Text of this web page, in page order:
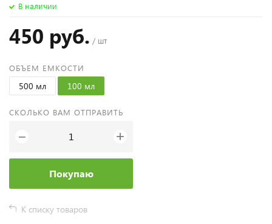
В наличии
450 руб. / шт
ОБЪЕМ ЕМКОСТИ
500 мл 100 мл
СКОЛЬКО ВАМ ОТПРАВИТЬ
− +
Покупаю
К списку товаров